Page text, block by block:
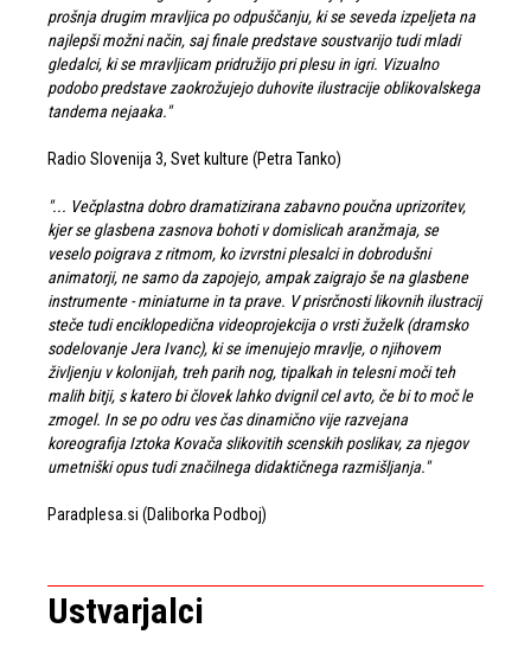
prošnja drugim mravljica po odpuščanju, ki se seveda izpeljeta na
najlepši možni način, saj finale predstave soustvarijo tudi mladi
gledalci, ki se mravljicam pridružijo pri plesu in igri. Vizualno
podobo predstave zaokrožujejo duhovite ilustracije oblikovalskega
tandema nejaaka."
Radio Slovenija 3, Svet kulture (Petra Tanko)
"... Večplastna dobro dramatizirana zabavno poučna uprizoritev,
kjer se glasbena zasnova bohoti v domislicah aranžmaja, se
veselo poigrava z ritmom, ko izvrstni plesalci in dobrodušni
animatorji, ne samo da zapojejo, ampak zaigrajo še na glasbene
instrumente - miniaturne in ta prave. V prisrčnosti likovnih ilustracij
steče tudi enciklopedična videoprojekcija o vrsti žuželk (dramsko
sodelovanje Jera Ivanc), ki se imenujejo mravlje, o njihovem
življenju v kolonijah, treh parih nog, tipalkah in telesni moči teh
malih bitji, s katero bi človek lahko dvignil cel avto, če bi to moč le
zmogel. In se po odru ves čas dinamično vije razvejana
koreografija Iztoka Kovača slikovitih scenskih poslikav, za njegov
umetniški opus tudi značilnega didaktičnega razmišljanja."
Paradplesa.si (Daliborka Podboj)
Ustvarjalci